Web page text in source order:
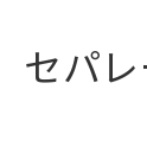
セパレ